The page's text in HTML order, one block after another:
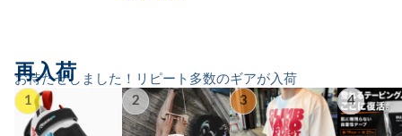
お待たせしました！リピート多数のギアが入荷
再入荷
1 2 3 4